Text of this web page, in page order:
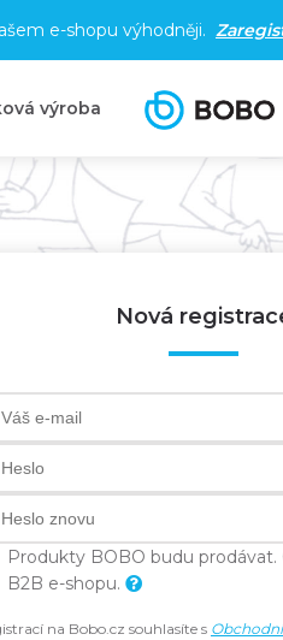
e-shopu výhodněji.
výroba
Nová
Produkty BOBO budu prodávat.
B2B e-shopu.
na Bobo.cz souhlasíte s